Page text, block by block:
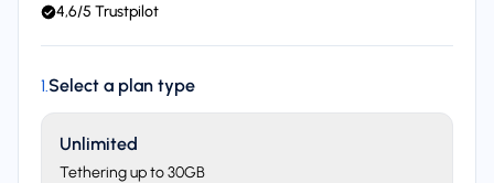
4,6/5 Trustpilot
1.Select a plan type
Unlimited
Tethering up to 30GB